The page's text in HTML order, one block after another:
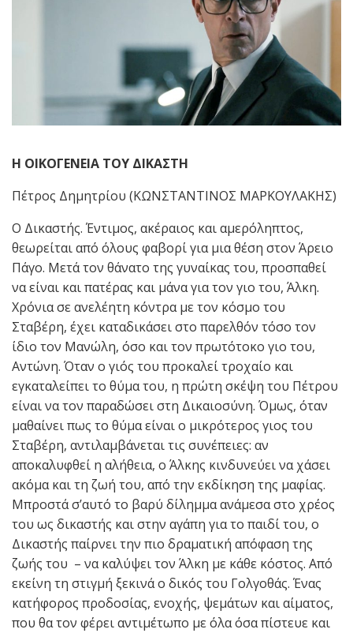
Η ΟΙΚΟΓΕΝΕΙΑ ΤΟΥ ΔΙΚΑΣΤΗ
Πέτρος Δημητρίου (ΚΩΝΣΤΑΝΤΙΝΟΣ ΜΑΡΚΟΥΛΑΚΗΣ)
Ο Δικαστής. Έντιμος, ακέραιος και αμερόληπτος,
θεωρείται από όλους φαβορί για μια θέση στον Άρειο
Πάγο. Μετά τον θάνατο της γυναίκας του, προσπαθεί
να είναι και πατέρας και μάνα για τον γιο του, Άλκη.
Χρόνια σε ανελέητη κόντρα με τον κόσμο του
Σταβέρη, έχει καταδικάσει στο παρελθόν τόσο τον
ίδιο τον Μανώλη, όσο και τον πρωτότοκο γιο του,
Αντώνη. Όταν ο γιός του προκαλεί τροχαίο και
εγκαταλείπει το θύμα του, η πρώτη σκέψη του Πέτρου
είναι να τον παραδώσει στη Δικαιοσύνη. Όμως, όταν
μαθαίνει πως το θύμα είναι ο μικρότερος γιος του
Σταβέρη, αντιλαμβάνεται τις συνέπειες: αν
αποκαλυφθεί η αλήθεια, ο Άλκης κινδυνεύει να χάσει
ακόμα και τη ζωή του, από την εκδίκηση της μαφίας.
Μπροστά σ’αυτό το βαρύ δίλημμα ανάμεσα στο χρέος
του ως δικαστής και στην αγάπη για το παιδί του, ο
Δικαστής παίρνει την πιο δραματική απόφαση της
ζωής του – να καλύψει τον Άλκη με κάθε κόστος. Από
εκείνη τη στιγμή ξεκινά ο δικός του Γολγοθάς. Ένας
κατήφορος προδοσίας, ενοχής, ψεμάτων και αίματος,
που θα τον φέρει αντιμέτωπο με όλα όσα πίστευε και